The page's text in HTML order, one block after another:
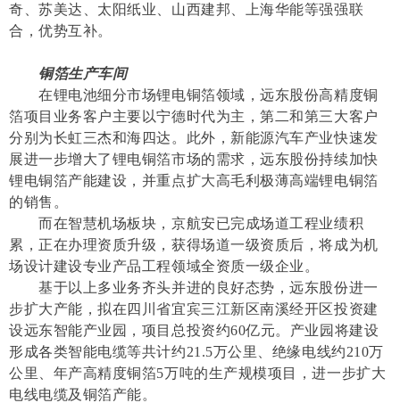
奇、苏美达、太阳纸业、山西建邦、上海华能等强强联
合，优势互补。
铜箔生产车间
在锂电池细分市场锂电铜箔领域，远东股份高精度铜
箔项目业务客户主要以宁德时代为主，第二和第三大客户
分别为长虹三杰和海四达。此外，新能源汽车产业快速发
展进一步增大了锂电铜箔市场的需求，远东股份持续加快
锂电铜箔产能建设，并重点扩大高毛利极薄高端锂电铜箔
的销售。
而在智慧机场板块，京航安已完成场道工程业绩积
累，正在办理资质升级，获得场道一级资质后，将成为机
场设计建设专业产品工程领域全资质一级企业。
基于以上多业务齐头并进的良好态势，远东股份进一
步扩大产能，拟在四川省宜宾三江新区南溪经开区投资建
设远东智能产业园，项目总投资约60亿元。产业园将建设
形成各类智能电缆等共计约21.5万公里、绝缘电线约210万
公里、年产高精度铜箔5万吨的生产规模项目，进一步扩大
电线电缆及铜箔产能。